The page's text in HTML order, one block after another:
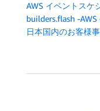
AWS イベントスケ
builders.flash -
日本国内のお客様